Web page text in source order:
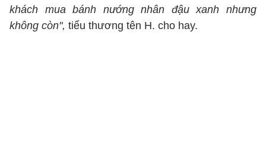
khách mua bánh nướng nhân đậu xanh nhưng
không còn", tiểu thương tên H. cho hay.